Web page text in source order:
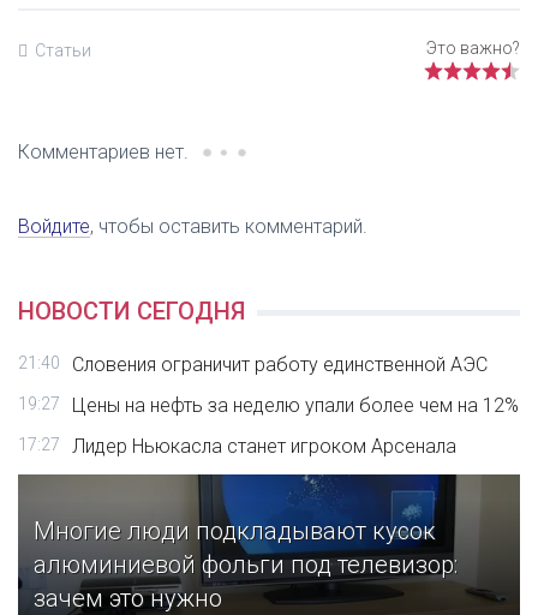
Статьи
Комментариев нет.
Войдите, чтобы оставить комментарий.
НОВОСТИ СЕГОДНЯ
21:40 Словения ограничит работу единственной АЭС
19:27 Цены на нефть за неделю упали более чем на 12%
17:27 Лидер Ньюкасла станет игроком Арсенала
Многие люди подкладывают кусок
алюминиевой фольги под телевизор:
зачем это нужно